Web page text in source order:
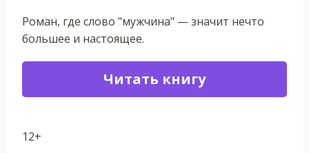
Роман, где слово "мужчина" — значит нечто
большее и настоящее.
Читать книгу
12+